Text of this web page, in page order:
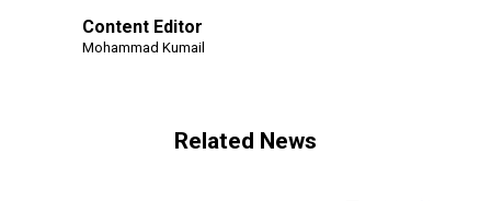
Content Editor
Mohammad Kumail
Related News